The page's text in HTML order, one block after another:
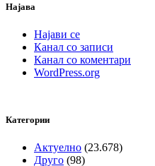
Најава
Најави се
Канал со записи
Канал со коментари
WordPress.org
Категории
Актуелно (23.678)
Друго (98)